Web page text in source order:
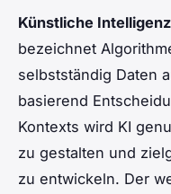
Künstliche Intelligenz
bezeichnet
selbstständig Daten
basierend
Kontexts wird KI
zu gestalten und
zu entwickeln. Der